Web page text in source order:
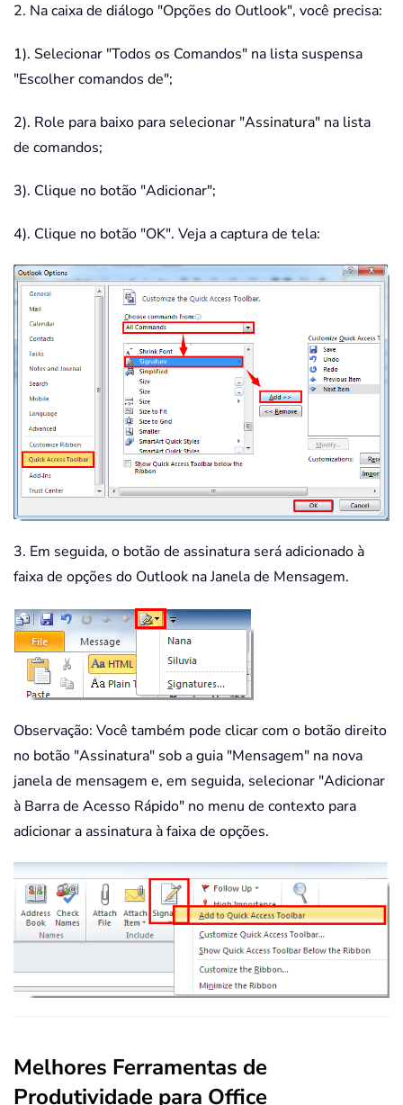
2. Na caixa de diálogo "Opções do Outlook", você precisa:
1). Selecionar "Todos os Comandos" na lista suspensa
"Escolher comandos de";
2). Role para baixo para selecionar "Assinatura" na lista
de comandos;
3). Clique no botão "Adicionar";
4). Clique no botão "OK". Veja a captura de tela:
3. Em seguida, o botão de assinatura será adicionado à
faixa de opções do Outlook na Janela de Mensagem.
Observação: Você também pode clicar com o botão direito
no botão "Assinatura" sob a guia "Mensagem" na nova
janela de mensagem e, em seguida, selecionar "Adicionar
à Barra de Acesso Rápido" no menu de contexto para
adicionar a assinatura à faixa de opções.
Melhores Ferramentas de
Produtividade para Office